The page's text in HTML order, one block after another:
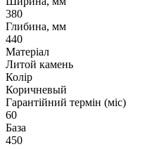
380
Глибина, мм
440
Матеріал
Литой камень
Колір
Коричневый
Гарантійний термін (міс)
60
База
450